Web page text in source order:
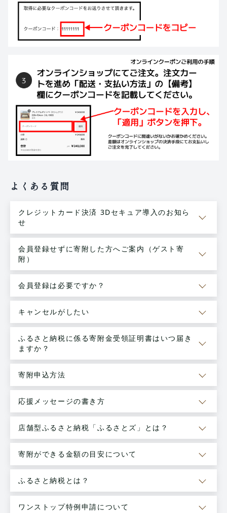
よくある質問
クレジットカード決済 3Dセキュア導入のお知ら
せ
会員登録せずに寄附した方へご案内（ゲスト寄
附）
会員登録は必要ですか？
キャンセルがしたい
ふるさと納税に係る寄附金受領証明書はいつ届き
ますか？
寄附申込方法
応援メッセージの書き方
店舗型ふるさと納税「ふるさとズ」とは？
寄附ができる金額の目安について
ふるさと納税とは？
ワンストップ特例申請について